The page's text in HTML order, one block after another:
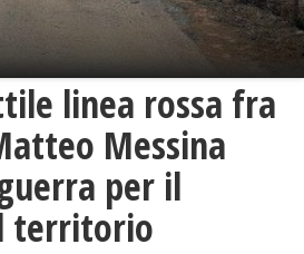
linea rossa fra
Messina
per il
territorio